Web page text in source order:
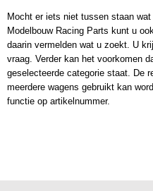
Mocht er iets niet tussen staan
Modelbouw Racing Parts kunt u
daarin vermelden wat u zoekt. U
vraag. Verder kan het voorkomen
geselecteerde categorie staat. De
meerdere wagens gebruikt kan
functie op artikelnummer.